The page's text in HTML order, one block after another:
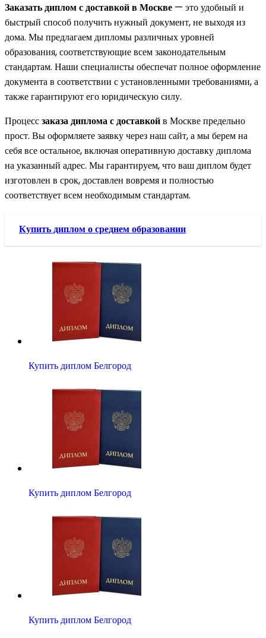
Заказать диплом с доставкой в Москве — это удобный и
быстрый способ получить нужный документ, не выходя из
дома. Мы предлагаем дипломы различных уровней
образования, соответствующие всем законодательным
стандартам. Наши специалисты обеспечат полное оформление
документа в соответствии с установленными требованиями, а
также гарантируют его юридическую силу.
Процессзаказа диплома с доставкойв Москве предельно
прост. Вы оформляете заявку через наш сайт, а мы берем на
себя все остальное, включая оперативную доставку диплома
на указанный адрес. Мы гарантируем, что ваш диплом будет
изготовлен в срок, доставлен вовремя и полностью
соответствует всем необходимым стандартам.
Купить диплом о среднем образовании
Купить диплом Белгород
Купить диплом Белгород
Купить диплом Белгород